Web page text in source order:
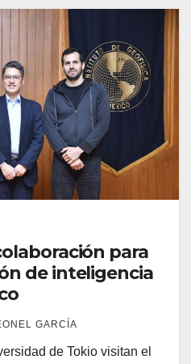
para
de inteligencia
GARCÍA
de Tokio visitan el